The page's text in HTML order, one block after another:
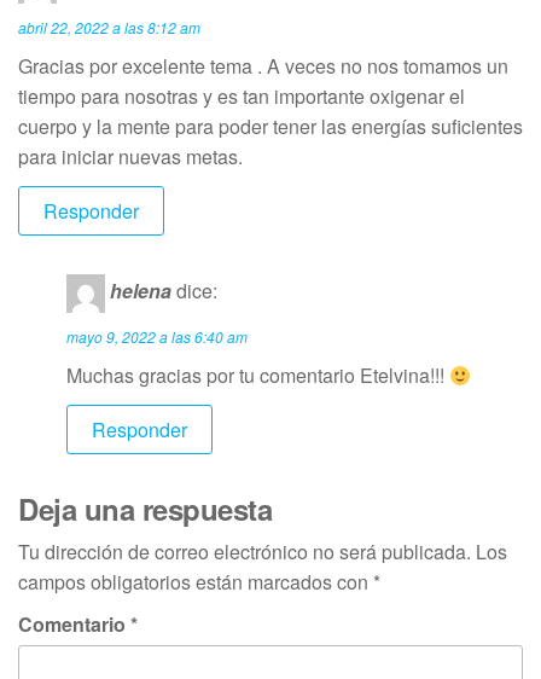
abril 22, 2022 a las 8:12 am
Gracias por excelente tema . A veces no nos tomamos un
tiempo para nosotras y es tan importante oxigenar el
cuerpo y la mente para poder tener las energías suficientes
para iniciar nuevas metas.
Responder
helenadice:
mayo 9, 2022 a las 6:40 am
Muchas gracias por tu comentario Etelvina!!!
Responder
Deja una respuesta
Tu dirección de correo electrónico no será publicada. Los
campos obligatorios están marcados con *
Comentario *